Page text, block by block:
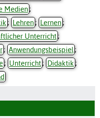
Medien;
; Lehren; Lernen;
Unterricht;
; Anwendungsbeispiel ;
; Unterricht; Didaktik ;